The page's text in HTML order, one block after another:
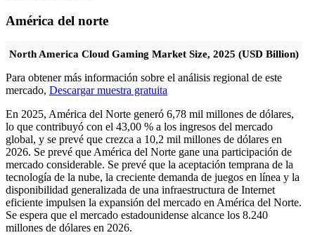
América del norte
North America Cloud Gaming Market Size, 2025 (USD Billion)
Para obtener más información sobre el análisis regional de este
mercado, Descargar muestra gratuita
En 2025, América del Norte generó 6,78 mil millones de dólares,
lo que contribuyó con el 43,00 % a los ingresos del mercado
global, y se prevé que crezca a 10,2 mil millones de dólares en
2026. Se prevé que América del Norte gane una participación de
mercado considerable. Se prevé que la aceptación temprana de la
tecnología de la nube, la creciente demanda de juegos en línea y la
disponibilidad generalizada de una infraestructura de Internet
eficiente impulsen la expansión del mercado en América del Norte.
Se espera que el mercado estadounidense alcance los 8.240
millones de dólares en 2026.